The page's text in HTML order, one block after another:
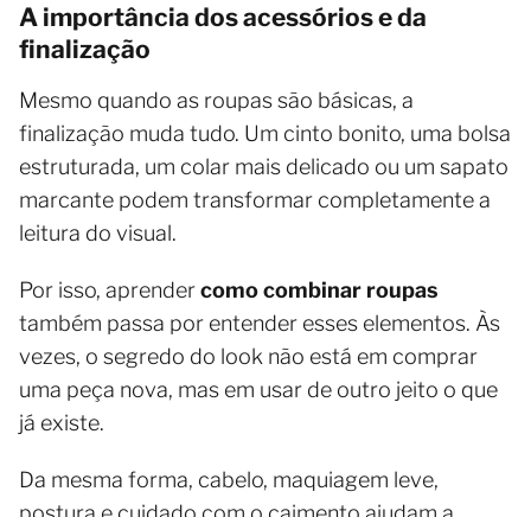
A importância dos acessórios e da
finalização
Mesmo quando as roupas são básicas, a
finalização muda tudo. Um cinto bonito, uma bolsa
estruturada, um colar mais delicado ou um sapato
marcante podem transformar completamente a
leitura do visual.
Por isso, aprendercomo combinar roupas
também passa por entender esses elementos. Às
vezes, o segredo do look não está em comprar
uma peça nova, mas em usar de outro jeito o que
já existe.
Da mesma forma, cabelo, maquiagem leve,